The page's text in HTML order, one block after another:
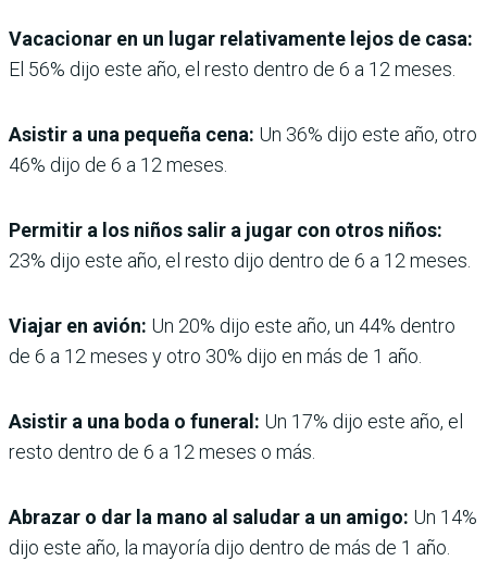
Vacacionar en un lugar relativamente lejos de casa:
El 56% dijo este año, el resto dentro de 6 a 12 meses.
Asistir a una pequeña cena: Un 36% dijo este año, otro
46% dijo de 6 a 12 meses.
Permitir a los niños salir a jugar con otros niños:
23% dijo este año, el resto dijo dentro de 6 a 12 meses.
Viajar en avión: Un 20% dijo este año, un 44% dentro
de 6 a 12 meses y otro 30% dijo en más de 1 año.
Asistir a una boda o funeral: Un 17% dijo este año, el
resto dentro de 6 a 12 meses o más.
Abrazar o dar la mano al saludar a un amigo: Un 14%
dijo este año, la mayoría dijo dentro de más de 1 año.